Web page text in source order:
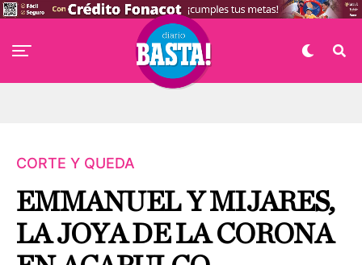
CORTE Y QUEDA
EMMANUEL Y MIJARES,
LA JOYA DE LA CORONA